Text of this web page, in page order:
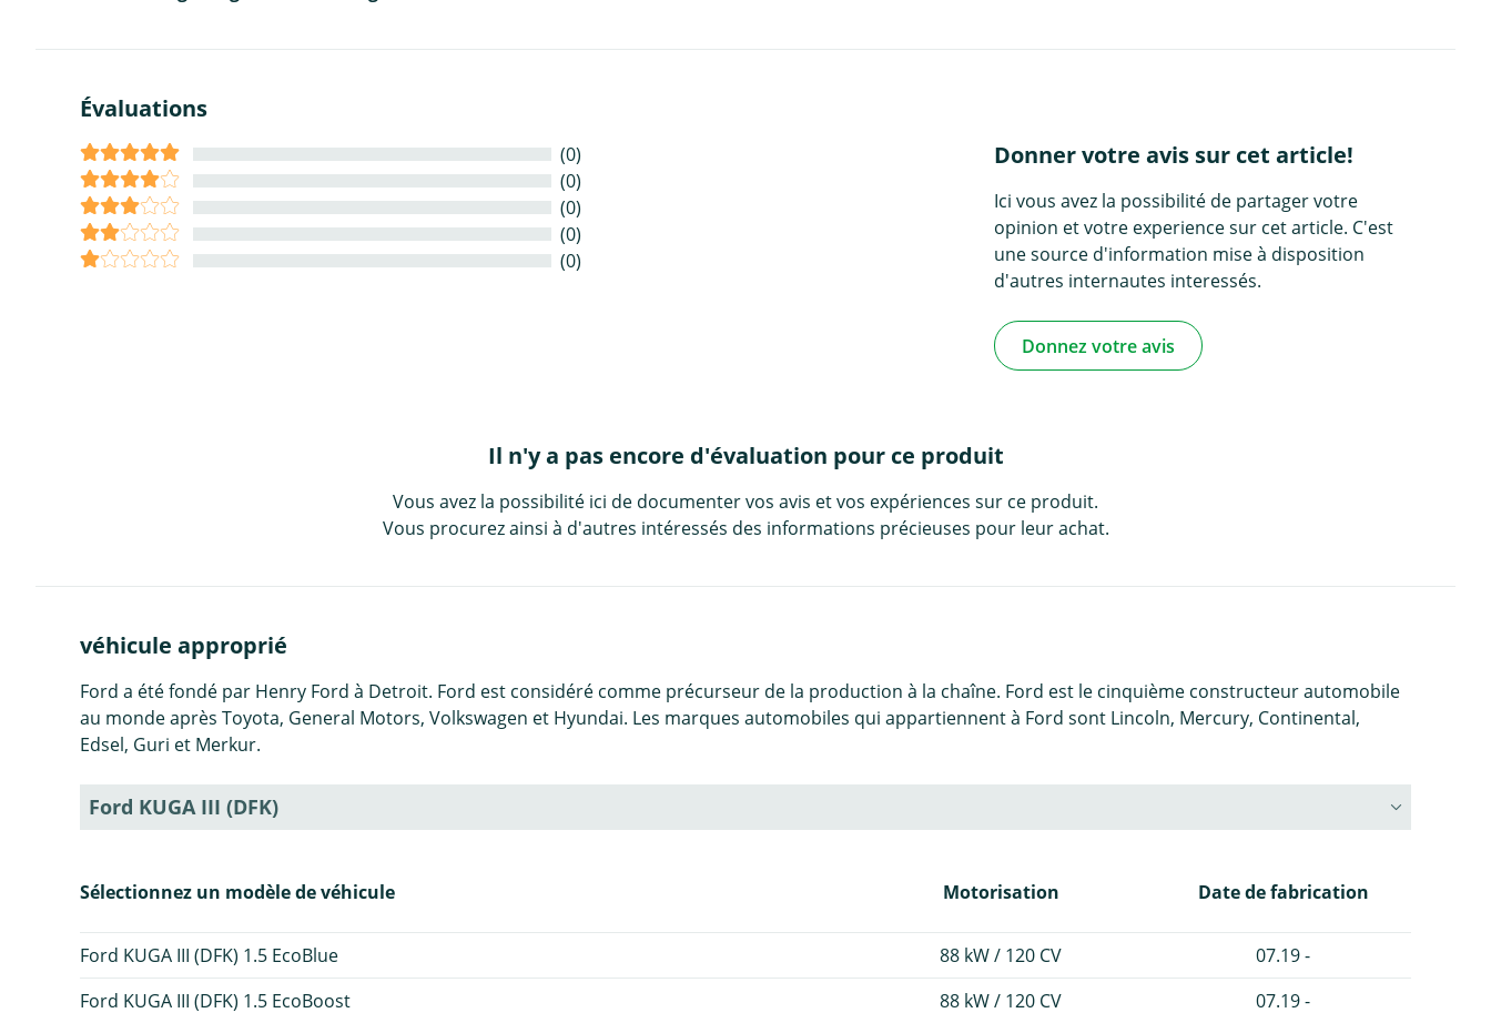
Évaluations
(0)
(0)
(0)
(0)
(0)
Donner votre avis sur cet article!
Ici vous avez la possibilité de partager votre
opinion et votre experience sur cet article. C'est
une source d'information mise à disposition
d'autres internautes interessés.
Donnez votre avis
Il n'y a pas encore d'évaluation pour ce produit
Vous avez la possibilité ici de documenter vos avis et vos expériences sur ce produit.
Vous procurez ainsi à d'autres intéressés des informations précieuses pour leur achat.
véhicule approprié
Ford a été fondé par Henry Ford à Detroit. Ford est considéré comme précurseur de la production à la chaîne. Ford est le cinquième constructeur automobile
au monde après Toyota, General Motors, Volkswagen et Hyundai. Les marques automobiles qui appartiennent à Ford sont Lincoln, Mercury, Continental,
Edsel, Guri et Merkur.
Ford KUGA III (DFK)
Sélectionnez un modèle de véhicule Motorisation Date de fabrication
Ford KUGA III (DFK) 1.5 EcoBlue 88 kW / 120 CV
07.19 -
Ford KUGA III (DFK) 1.5 EcoBoost
88 kW / 120 CV 07.19 -